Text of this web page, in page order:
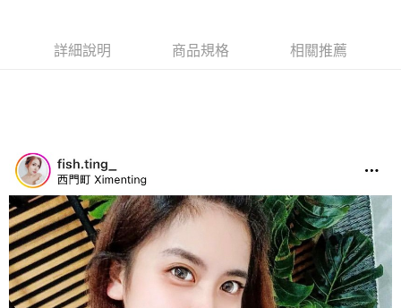
2.透過簡訊連結打開帳單後，可選擇「超商條碼／台灣大直營門市／銀行轉
2.基於同意付款使用「大哥付你分期」之契約關係目的，商店將以您的個人
資料（包含姓名、電話或地址）提供予台灣大哥大進項蒐集、處理及利用，
由本公司與您本人進行分期帳單所需資料之確認、核對及更正。
3.完整用戶服務條款，請詳閱以下連結：https://oppay.tw/userRule
１．於結帳方式選擇「AFTEE先享後付」後，將跳轉至「AFTEE先享後付」
結帳頁面，進行簡訊認證並確認金額後，即可完成結帳。
後付繳納相關費用。
※ 交易是否成功請以「AFTEE先享後付 」之結帳頁面顯示為準，若有關於
是否繳費成功／繳費後需取消欲退款等相關疑問，請聯繫「AFTEE先享後付
客戶支援中心」https://netprotections.freshdesk.com/support/home
【注意事項】
１．透過由恩沛科技股份有限公司提供之「AFTEE先享後付」服務完成之交
易，需依本服務之必要範圍內提供個人資料，並將交易相關給付款項請求債
權轉讓予恩沛科技股份有限公司。
２．關於個人資料處理事宜，請瀏覽以下網址：
運送方式
每筆NT$80，滿NT$499(含以上)免運費
萊爾富取貨付款
每筆NT$80，滿NT$799(含以上)免運費
付款後萊爾富取貨
每筆NT$80，滿NT$799(含以上)免運費
詳細說明 商品規格 相關推薦